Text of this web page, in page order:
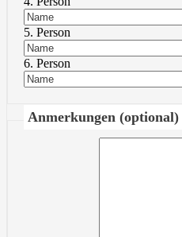
5. Person
6. Person
Anmerkungen (optional)